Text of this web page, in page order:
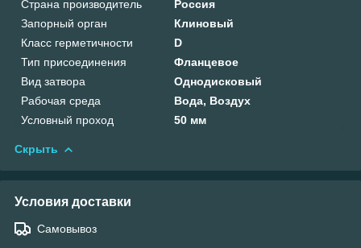
Страна производитель
Россия
Запорный орган
Клиновый
Класс герметичности
D
Тип присоединения
Фланцевое
Вид затвора
Однодисковый
Рабочая среда
Вода, Воздух
Условный проход
50 мм
Скрыть
Условия доставки
Самовывоз